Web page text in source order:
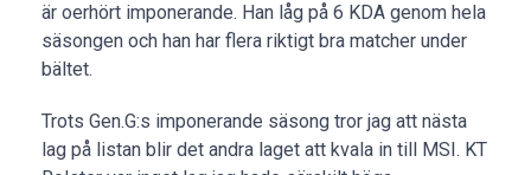
är oerhört imponerande. Han låg på 6 KDA genom hela
säsongen och han har flera riktigt bra matcher under
bältet.
Trots Gen.G:s imponerande säsong tror jag att nästa
lag på listan blir det andra laget att kvala in till MSI. KT